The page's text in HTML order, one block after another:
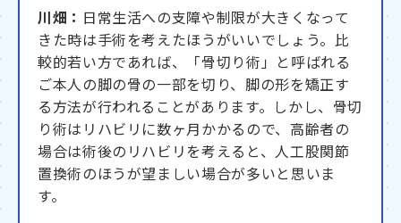
川畑： 日常生活への支障や制限が大きくなって
きた時は手術を考えたほうがいいでしょう。比
較的若い方であれば、「骨切り術」と呼ばれる
ご本人の脚の骨の⼀部を切り、脚の形を矯正す
る方法が行われることがあります。しかし、骨切
り術はリハビリに数ヶ月かかるので、高齢者の
場合は術後のリハビリを考えると、人工股関節
置換術のほうが望ましい場合が多いと思いま
す。